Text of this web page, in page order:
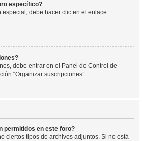
específico?
especial, debe hacer clic en el enlace
debe entrar en el Panel de Control de
“Organizar suscripciones”.
permitidos en este foro?
ciertos tipos de archivos adjuntos. Si no está